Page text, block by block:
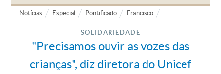
Notícias Especial Pontificado Francisco
SOLIDARIEDADE
"Precisamos ouvir as vozes das
crianças", diz diretora do Unicef